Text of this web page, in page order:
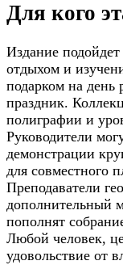
Для кого
Издание
отдыхом и
подарком на
праздник.
полиграфии и
Руководители
демонстрации
для совместного
Преподаватели
дополнительный
пополнят
Любой человек,
удовольствие от